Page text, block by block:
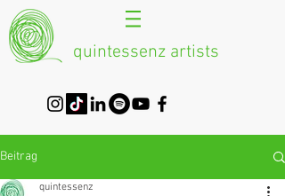
quintessenz artists
Beitrag
quintessenz